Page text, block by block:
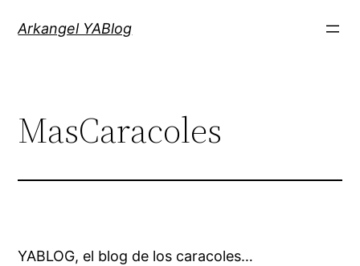
Arkangel YABlog
MasCaracoles
YABLOG, el blog de los caracoles…